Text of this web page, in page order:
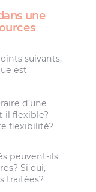
une
suivants,
est
d’une
il flexible?
flexibilité?
peuvent-ils
Si oui,
traitées?